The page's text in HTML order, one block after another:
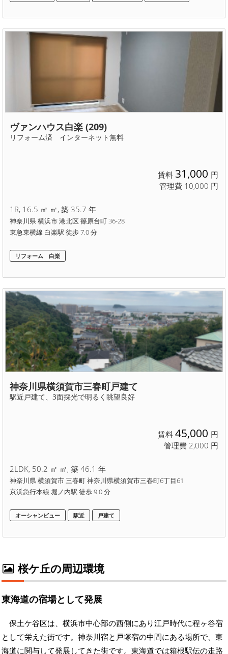
ヴァンハウス白楽 (209)
リフォーム済 インターネット無料
賃料 31,000 円
管理費 10,000 円
1R, 16.5 ㎡ ㎡, 築 35.7 年
神奈川県 横浜市 港北区 篠原台町 36-28
東急東横線 白楽駅 徒歩 7.0 分
リフォーム 白楽
神奈川県横須賀市三春町戸建て
駅近戸建て、3面採光で明るく眺望良好
賃料 45,000 円
管理費 2,000 円
2LDK, 50.2 ㎡ ㎡, 築 46.1 年
神奈川県 横須賀市 三春町 神奈川県横須賀市三春町6丁目61
京浜急行本線 堀ノ内駅 徒歩 9.0 分
オーシャンビュー 駅近 戸建て
桜ケ丘の周辺環境
東海道の宿場として発展
保土ケ谷区は、横浜市中心部の西側にあり江戸時代に程ヶ谷宿
として栄えた街です。神奈川宿と戸塚宿の中間にある場所で、東
海道に関与して発展してきた街です。東海道では箱根駅伝の走路